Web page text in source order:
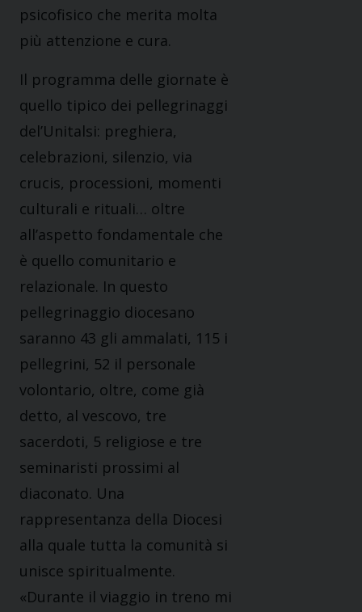
psicofisico che merita molta
più attenzione e cura.
Il programma delle giornate è
quello tipico dei pellegrinaggi
del’Unitalsi: preghiera,
celebrazioni, silenzio, via
crucis, processioni, momenti
culturali e rituali… oltre
all’aspetto fondamentale che
è quello comunitario e
relazionale. In questo
pellegrinaggio diocesano
saranno 43 gli ammalati, 115 i
pellegrini, 52 il personale
volontario, oltre, come già
detto, al vescovo, tre
sacerdoti, 5 religiose e tre
seminaristi prossimi al
diaconato. Una
rappresentanza della Diocesi
alla quale tutta la comunità si
unisce spiritualmente.
«Durante il viaggio in treno mi